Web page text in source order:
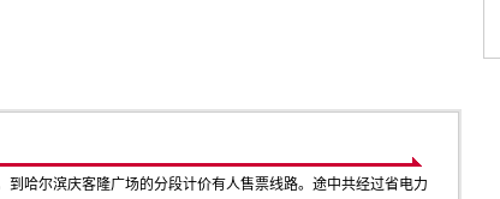
到哈尔滨庆客隆广场的分段计价有人售票线路。途中共经过省电力